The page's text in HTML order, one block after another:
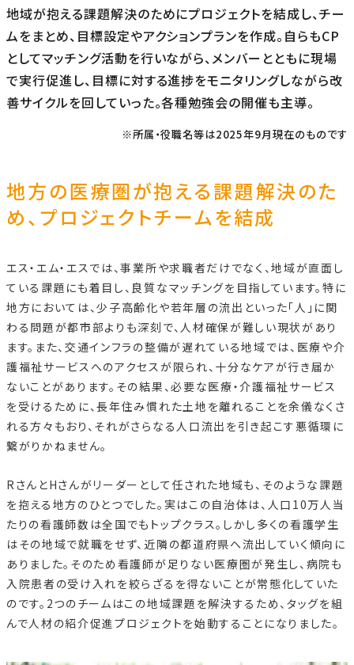
地域が抱える課題解決のためにプロジェクトを結成し、チー
ムをまとめ、目標設定やアクションプランを作成。自らもCP
としてマッチング活動を行いながら、メンバーとともに現場
で実行促進し、目標に対する進捗をモニタリングしながら改
善サイクルを回していった。各種勉強会の開催も主導。
※所属・役職名等は2025年9月現在のものです
地方の医療圏が抱える課題解決のた
め、プロジェクトチームを結成
エス・エム・エスでは、事業所や求職者だけでなく、地域が直面し
ている課題にも着目し、良質なマッチングを目指しています。特に
地方においては、少子高齢化や若年層の流出といった「人」に関
わる問題が都市部よりも深刻で、人材確保が難しい現状があり
ます。また、交通インフラの整備が遅れている地域では、医療や介
護福祉サービスへのアクセスが限られ、十分なケアが行き届か
ないことがあります。その結果、必要な医療・介護福祉サービス
を受けるために、長年住み慣れた土地を離れることを余儀なくさ
れる方々もおり、それがさらなる人口流出を引き起こす悪循環に
繋がりかねません。
RさんとHさんがリーダーとして任された地域も、そのような課題
を抱える地方のひとつでした。実はこの自治体は、人口10万人当
たりの看護師数は全国でもトップクラス。しかし多くの看護学生
はその地域で就職をせず、近隣の都道府県へ流出していく傾向に
ありました。そのため看護師が足りない医療圏が発生し、病院も
入院患者の受け入れを絞らざるを得ないことが常態化していた
のです。2つのチームはこの地域課題を解決するため、タッグを組
んで人材の紹介促進プロジェクトを始動することになりました。